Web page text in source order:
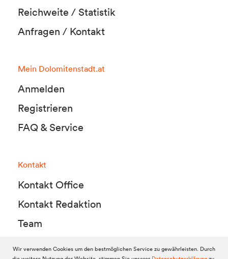
Reichweite / Statistik
Anfragen / Kontakt
Mein Dolomitenstadt.at
Anmelden
Registrieren
FAQ & Service
Kontakt
Kontakt Office
Kontakt Redaktion
Team
Wir verwenden Cookies um den bestmöglichen Service zu gewährleisten. Durch